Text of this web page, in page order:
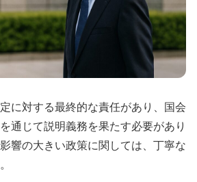
に対する最終的な責任があり、国会
通じて説明義務を果たす必要があり
響の大きい政策に関しては、丁寧な